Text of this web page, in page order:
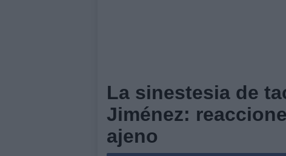
La sinestesia de
Jiménez:
ajeno